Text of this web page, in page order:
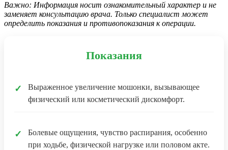
Важно: Информация носит ознакомительный характер и не
заменяет консультацию врача. Только специалист может
определить показания и противопоказания к операции.
Показания
✓
Выраженное увеличение мошонки, вызывающее
физический или косметический дискомфорт.
✓
Болевые ощущения, чувство распирания, особенно
при ходьбе, физической нагрузке или половом акте.